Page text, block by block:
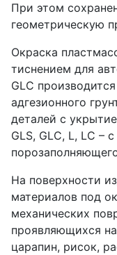
При этом
геометрическую
Окраска
тиснением для
GLC
адгезионного
деталей с
GLS, GLC, L, LC –
На поверхности
материалов под
механических
проявляющихся
царапин, рисок,